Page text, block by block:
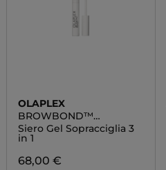
OLAPLEX
BROWBOND™
BUILDING SERUM
Siero Gel Sopracciglia 3
in 1
68,00 €